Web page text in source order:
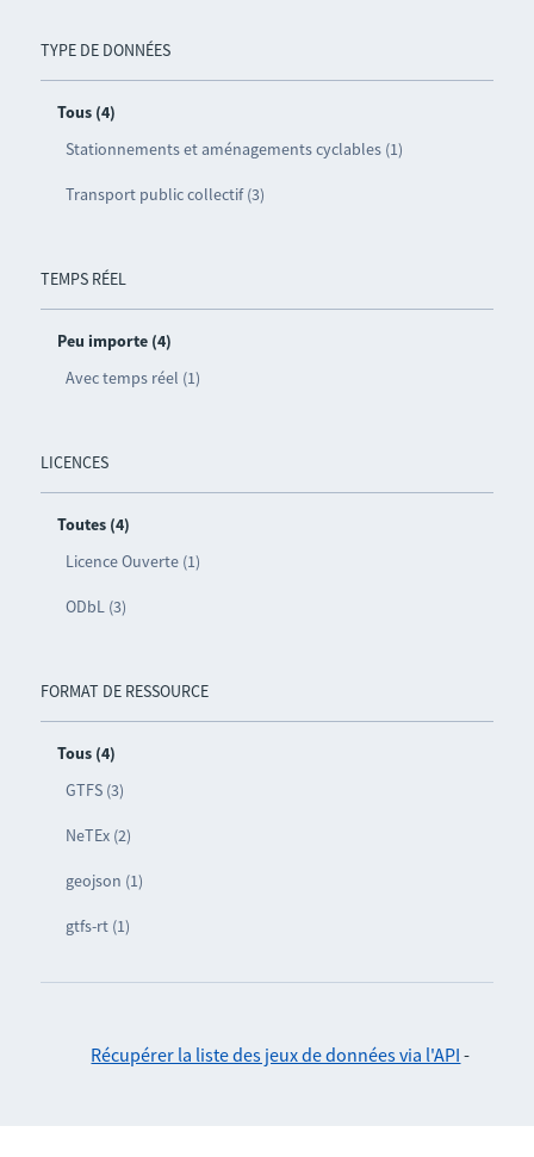
TYPE DE DONNÉES
Tous (4)
Stationnements et aménagements cyclables (1)
Transport public collectif (3)
TEMPS RÉEL
Peu importe (4)
Avec temps réel (1)
LICENCES
Toutes (4)
Licence Ouverte (1)
ODbL (3)
FORMAT DE RESSOURCE
Tous (4)
GTFS (3)
NeTEx (2)
geojson (1)
gtfs-rt (1)
Récupérer la liste des jeux de données via l'API -